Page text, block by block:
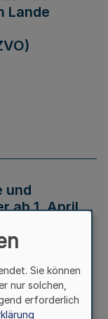
Lande
und
ab 1. April
Sie können
nur solchen,
erforderlich